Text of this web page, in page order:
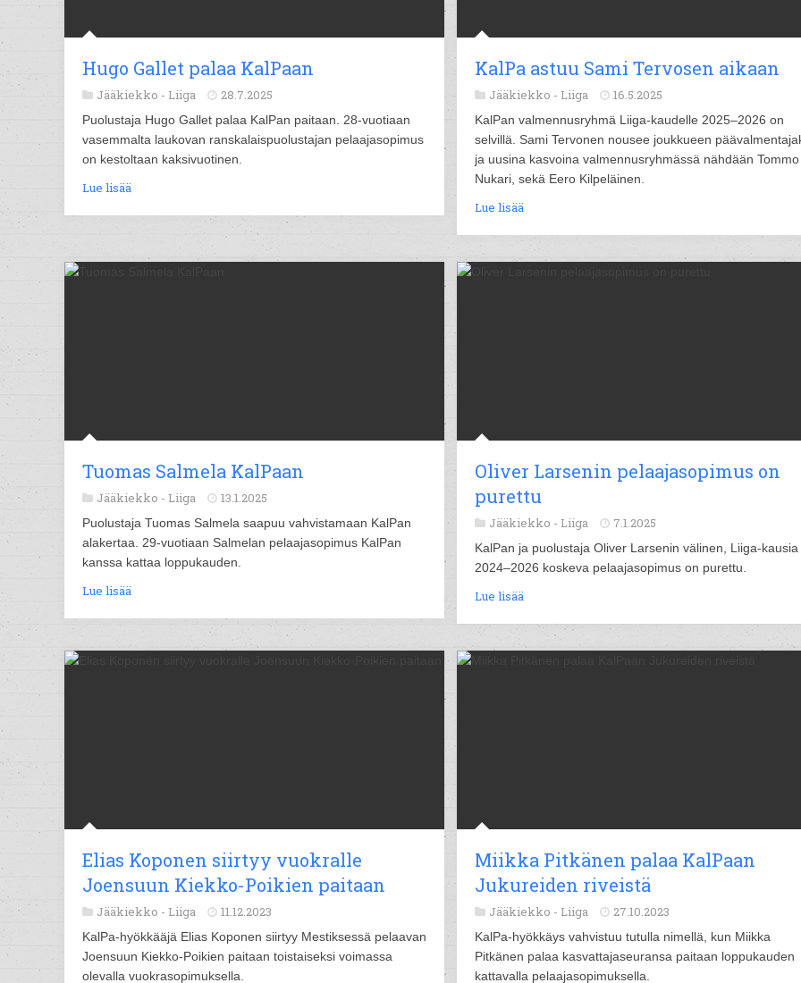
Hugo Gallet palaa KalPaan
Jääkiekko - Liiga 28.7.2025
Puolustaja Hugo Gallet palaa KalPan paitaan. 28-vuotiaan
vasemmalta laukovan ranskalaispuolustajan pelaajasopimus
on kestoltaan kaksivuotinen.
Lue lisää
KalPa astuu Sami Tervosen aikaan
Jääkiekko - Liiga 16.5.2025
KalPan valmennusryhmä Liiga-kaudelle 2025–2026 on
selvillä. Sami Tervonen nousee joukkueen
ja uusina kasvoina valmennusryhmässä nähdään Tommo
Nukari, sekä Eero Kilpeläinen.
Lue lisää
Tuomas Salmela KalPaan
Jääkiekko - Liiga 13.1.2025
Puolustaja Tuomas Salmela saapuu vahvistamaan KalPan
alakertaa. 29-vuotiaan Salmelan pelaajasopimus KalPan
kanssa kattaa loppukauden.
Lue lisää
Oliver Larsenin pelaajasopimus on
purettu
Jääkiekko - Liiga 7.1.2025
KalPan ja puolustaja Oliver Larsenin välinen, Liiga-kausia
2024–2026 koskeva pelaajasopimus on purettu.
Lue lisää
Elias Koponen siirtyy vuokralle
Joensuun Kiekko-Poikien paitaan
Jääkiekko - Liiga 11.12.2023
KalPa-hyökkääjä Elias Koponen siirtyy Mestiksessä pelaavan
Joensuun Kiekko-Poikien paitaan toistaiseksi voimassa
olevalla vuokrasopimuksella.
Miikka Pitkänen palaa KalPaan
Jukureiden riveistä
Jääkiekko - Liiga 27.10.2023
KalPa-hyökkäys vahvistuu tutulla nimellä, kun Miikka
Pitkänen palaa kasvattajaseuransa paitaan loppukauden
kattavalla pelaajasopimuksella.